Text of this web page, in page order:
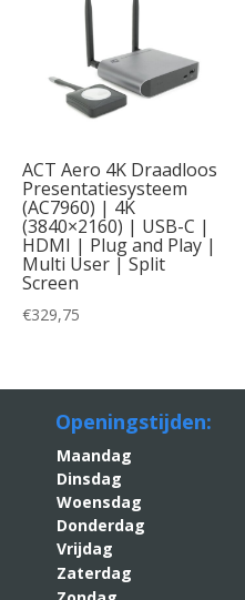
ACT Aero 4K Draadloos
Presentatiesysteem
(AC7960) | 4K
(3840×2160) | USB-C |
HDMI | Plug and Play |
Multi User | Split
Screen
€329,75
Openingstijden:
Maandag
Dinsdag
Woensdag
Donderdag
Vrijdag
Zaterdag